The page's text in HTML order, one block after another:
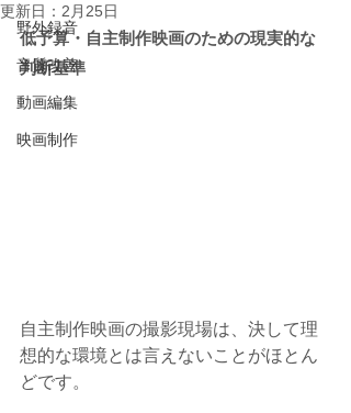
野外録音
音質改善
動画編集
映画制作
更新日： 2月25日
低予算・自主制作映画のための現実的な
判断基準
自主制作映画の撮影現場は、決して理
想的な環境とは言えないことがほとん
どです。